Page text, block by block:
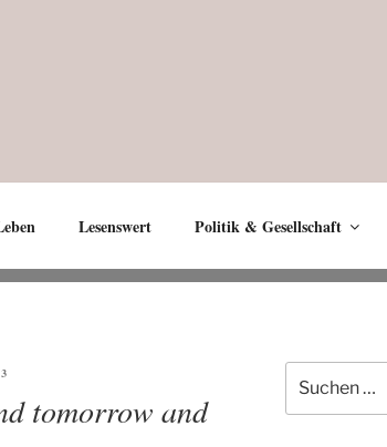
Lesenswert Politik & Gesellschaft
tomorrow and
Suche
nach: